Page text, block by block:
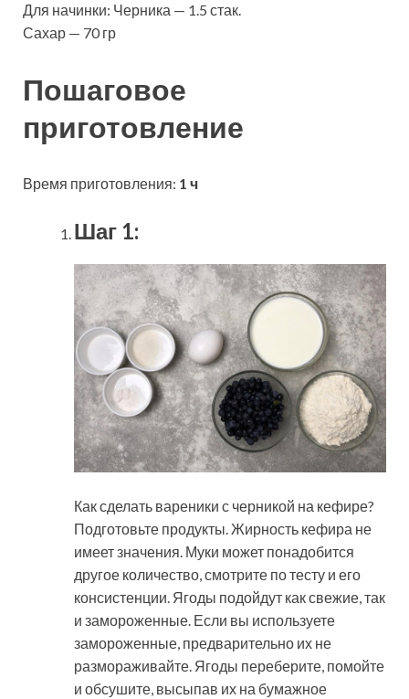
Для начинки: Черника — 1.5 стак.
Сахар — 70 гр
Пошаговое
приготовление
Время приготовления: 1 ч
Шаг 1:
Как сделать вареники с черникой на кефире?
Подготовьте продукты. Жирность кефира не
имеет значения. Муки может понадобится
другое количество, смотрите по тесту и его
консистенции. Ягоды подойдут как свежие, так
и замороженные. Если вы используете
замороженные, предварительно их не
размораживайте. Ягоды переберите, помойте
и обсушите, высыпав их на бумажное